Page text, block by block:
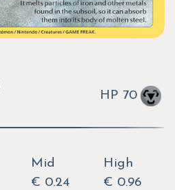
HP 70
Mid
€ 0.24
High
€ 0.96